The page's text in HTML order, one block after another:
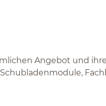
Angebot und